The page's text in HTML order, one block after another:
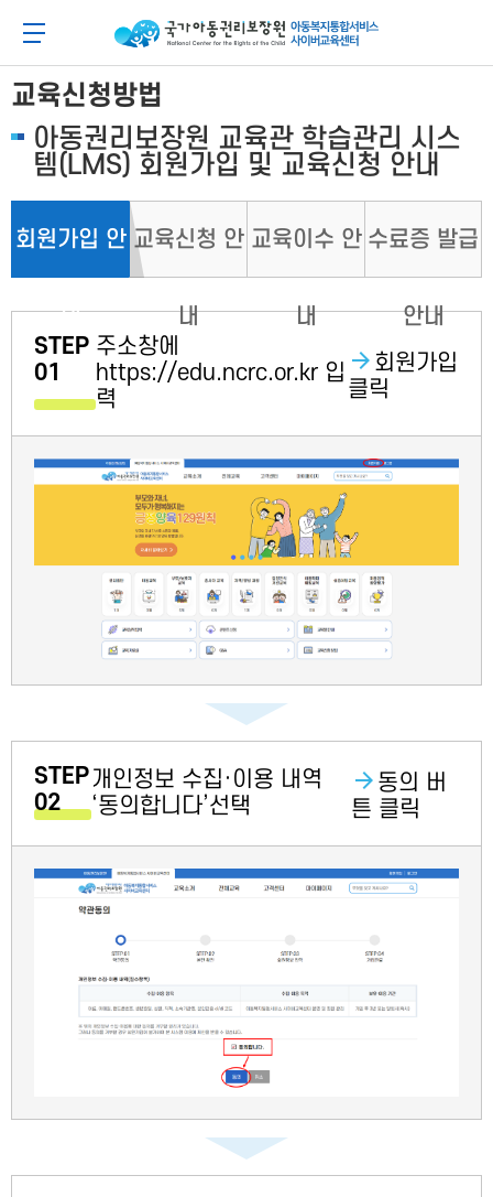
로
가
기
로
가
기
메뉴 버튼
아동이 행복한 세상 아동권리보장원 아동복지통합
교육신청방법
아동권리보장원 교육관 학습관리 시스
템(LMS) 회원가입 및 교육신청 안내
회원가입 안
내
교육신청 안
내
교육이수 안
내
수료증 발급
안내
STEP
01
주소창에
https://edu.ncrc.or.kr 입
력
회원가입
클릭
STEP
02
개인정보 수집·이용 내역
‘동의합니다’선택
동의 버
튼 클릭